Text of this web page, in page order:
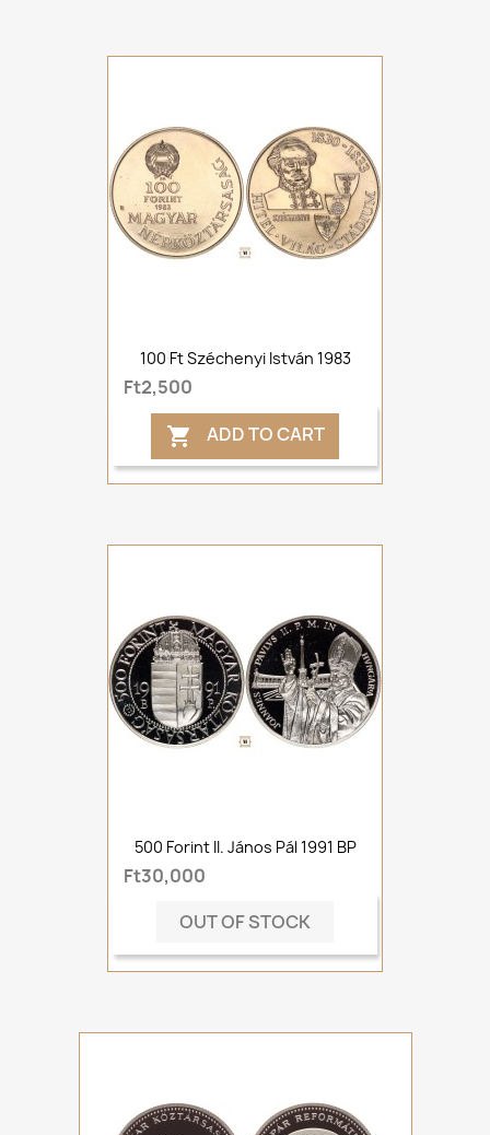
100 Ft Széchenyi István 1983
Ft2,500
 ADD TO CART
500 Forint II. János Pál 1991 BP
Ft30,000
OUT OF STOCK